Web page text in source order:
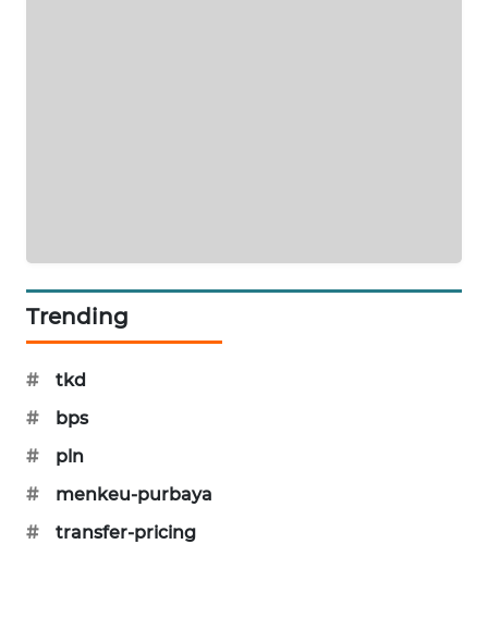
Trending
#
tkd
#
bps
#
pln
#
menkeu-purbaya
#
transfer-pricing
NEWS
MEDAN
METRO
JAKARTA
NEWS